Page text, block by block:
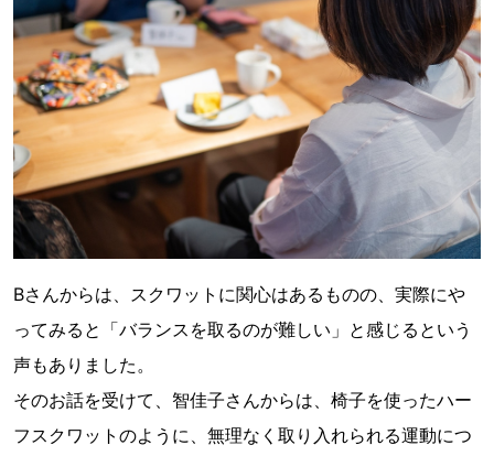
Bさんからは、スクワットに関心はあるものの、実際にや
ってみると「バランスを取るのが難しい」と感じるという
声もありました。
そのお話を受けて、智佳子さんからは、椅子を使ったハー
フスクワットのように、無理なく取り入れられる運動につ